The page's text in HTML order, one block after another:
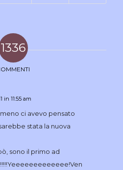
1336
in 11:55 am
ci avevo pensato
stata la nuova
sono il primo ad